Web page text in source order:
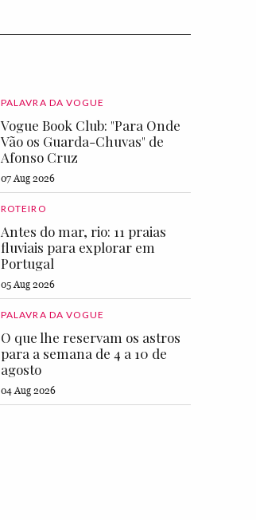
PALAVRA DA VOGUE
Vogue Book Club: "Para Onde
Vão os Guarda-Chuvas" de
Afonso Cruz
07 Aug 2026
ROTEIRO
Antes do mar, rio: 11 praias
fluviais para explorar em
Portugal
05 Aug 2026
PALAVRA DA VOGUE
O que lhe reservam os astros
para a semana de 4 a 10 de
agosto
04 Aug 2026